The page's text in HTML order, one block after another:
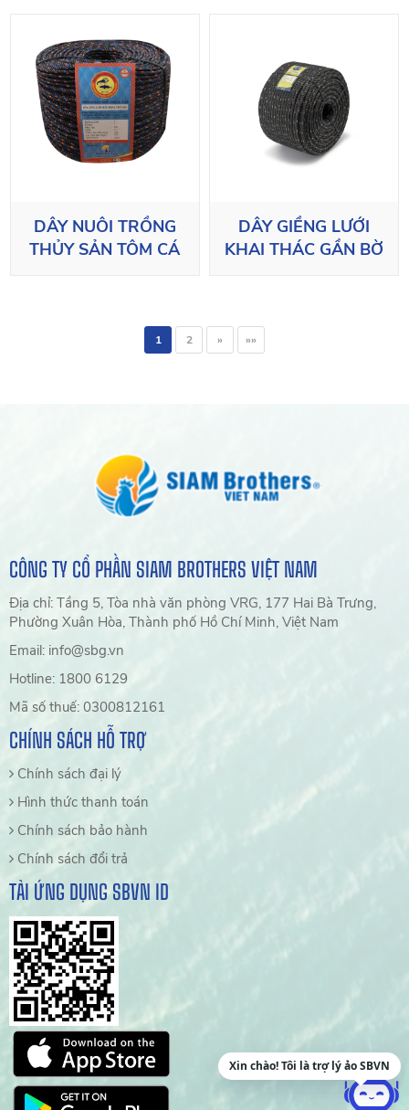
DÂY NUÔI TRỒNG
THỦY SẢN TÔM CÁ
DÂY GIỀNG LƯỚI
KHAI THÁC GẦN BỜ
1 2 » »»
CÔNG TY CỔ PHẦN SIAM BROTHERS VIỆT NAM
Địa chỉ: Tầng 5, Tòa nhà văn phòng VRG, 177 Hai Bà Trưng,
Phường Xuân Hòa, Thành phố Hồ Chí Minh, Việt Nam
Email: info@sbg.vn
Hotline: 1800 6129
Mã số thuế: 0300812161
CHÍNH SÁCH HỖ TRỢ
Chính sách đại lý
Hình thức thanh toán
Chính sách bảo hành
Chính sách đổi trả
TẢI ỨNG DỤNG SBVN ID
Xin chào! Tôi là trợ lý ảo SBVN